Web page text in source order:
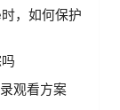
，如何保护
观看方案